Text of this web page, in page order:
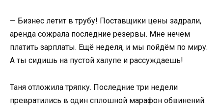
— Бизнес летит в трубу! Поставщики цены задрали,
аренда сожрала последние резервы. Мне нечем
платить зарплаты. Ещё неделя, и мы пойдём по миру.
А ты сидишь на пустой халупе и рассуждаешь!
Таня отложила тряпку. Последние три недели
превратились в один сплошной марафон обвинений.